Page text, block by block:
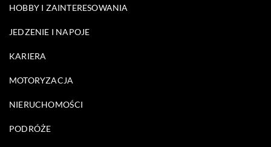
HOBBY I ZAINTERESOWANIA
JEDZENIE I NAPOJE
KARIERA
MOTORYZACJA
NIERUCHOMOŚCI
PODRÓŻE